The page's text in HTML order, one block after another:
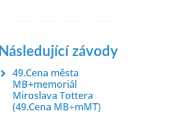
Následující závody
49.Cena města
MB+memoriál
Miroslava Tottera
(49.Cena MB+mMT)